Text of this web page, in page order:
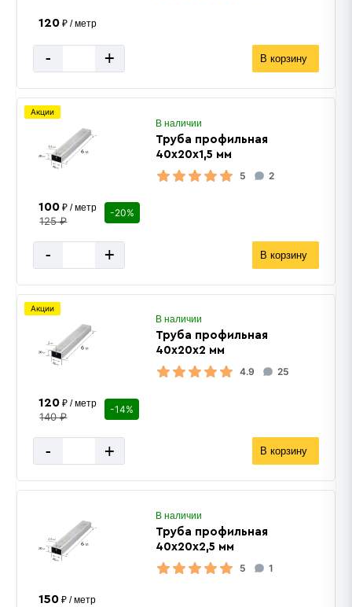
120 ₽ / метр
- + В корзину
Акции
В наличии
Труба профильная
40х20х1,5 мм
5
2
100 ₽ / метр
125 ₽
-20%
- + В корзину
Акции
В наличии
Труба профильная
40х20х2 мм
4.9
25
120 ₽ / метр
140 ₽
-14%
- + В корзину
В наличии
Труба профильная
40х20х2,5 мм
5
1
150 ₽ / метр